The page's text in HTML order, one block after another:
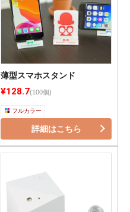
薄型スマホスタンド
¥128.7(100個)
フルカラー
詳細はこちら